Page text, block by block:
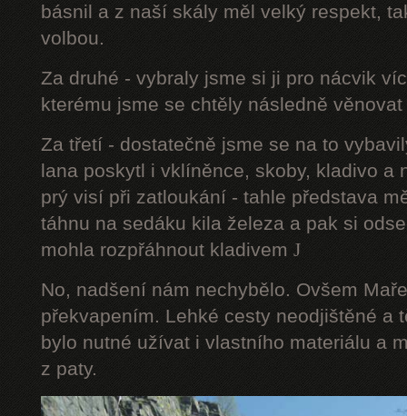
básnil a z naší skály měl velký respekt,
volbou.
Za druhé - vybraly jsme si ji pro nácvik
kterému jsme se chtěly následně
Za třetí - dostatečně jsme se na to
lana poskytl i vklíněnce, skoby, kladivo a
prý visí při zatloukání - tahle představa
táhnu na sedáku kila železa a pak si
mohla rozpřáhnout kladivem J
No, nadšení nám nechybělo. Ovšem
překvapením. Lehké cesty neodjištěné a
bylo nutné užívat i vlastního materiálu a
z paty.